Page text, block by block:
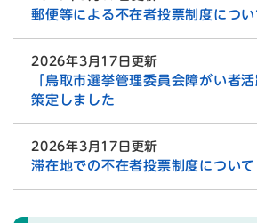
郵便等による不在者投票制度につい
2026年3月17日更新
「鳥取市選挙管理委員会障がい者
策定しました
2026年3月17日更新
滞在地での不在者投票制度について